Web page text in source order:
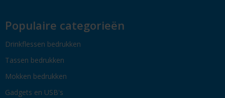
Populaire categorieën
Drinkflessen bedrukken
Tassen bedrukken
Mokken bedrukken
Gadgets en USB's